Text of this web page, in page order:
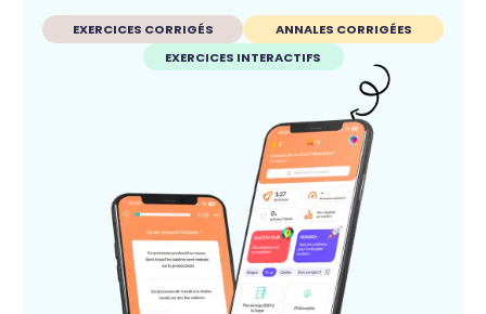
EXERCICES CORRIGÉS
ANNALES CORRIGÉES
EXERCICES INTERACTIFS